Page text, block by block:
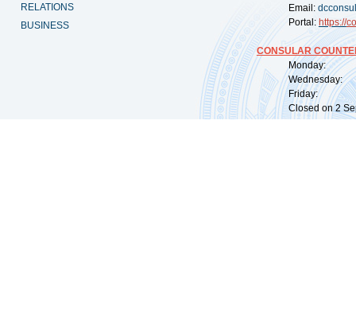
RELATIONS
BUSINESS
Email:
Portal: https://
CONSULAR
Monday:
Wednesday:
Friday:
Closed on 2